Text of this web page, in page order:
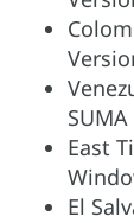
East
El